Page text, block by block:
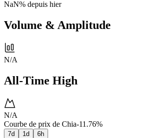
NaN% depuis hier
Volume & Amplitude
N/A
All-Time High
N/A
Courbe de prix de Chia-11.76%
7d 1d 6h